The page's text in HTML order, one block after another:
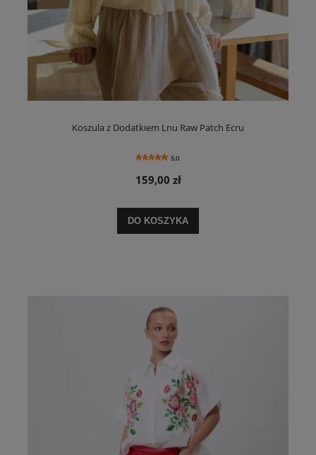
Koszula z Dodatkiem Lnu Raw Patch Ecru
5.0
159,00 zł
DO KOSZYKA